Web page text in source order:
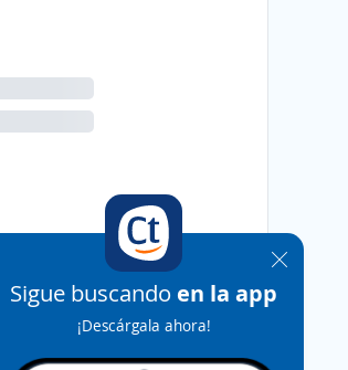
Sigue buscando en la app
¡Descárgala ahora!